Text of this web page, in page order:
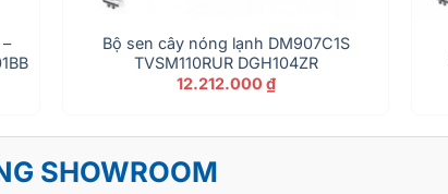
Bộ sen cây nóng lạnh DM907C1S
TVSM110RUR DGH104ZR
12.212.000 ₫
SHOWROOM